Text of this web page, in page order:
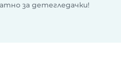
за детегледачки!